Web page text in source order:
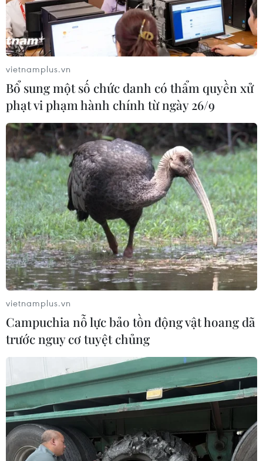
Mỹ sẽ duy trì cam kết với NATO dưới thời
Tổng thống đắc cử Trump
07/12/2016 02:48
Ngày 6/12, Ngoại trưởng Mỹ John Kerry tuyên bố nước
này "kiên định" cam kết với NATO mặc dù có sự thay
đổi chính quyền sau khi tỷ phú Donald Trump đắc cử
Tổng thống Mỹ.
Mỹ và EU ký thỏa thuận trao đổi dịch vụ
hậu cần quân sự
07/12/2016 03:25
Thỏa thuận trên đã cụ thể hóa cam kết tại Hội nghị
thượng đỉnh Mỹ-EU năm 2014 về tăng cường hợp tác an
vietnamplus.vn
Bổ sung một số chức danh có thẩm quyền xử
phạt vi phạm hành chính từ ngày 26/9
vietnamplus.vn
Campuchia nỗ lực bảo tồn động vật hoang dã
trước nguy cơ tuyệt chủng